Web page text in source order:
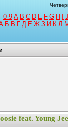
0-9 A B C D E F G H J
Б В Г Д Е Ж З И К Л
feat. Young